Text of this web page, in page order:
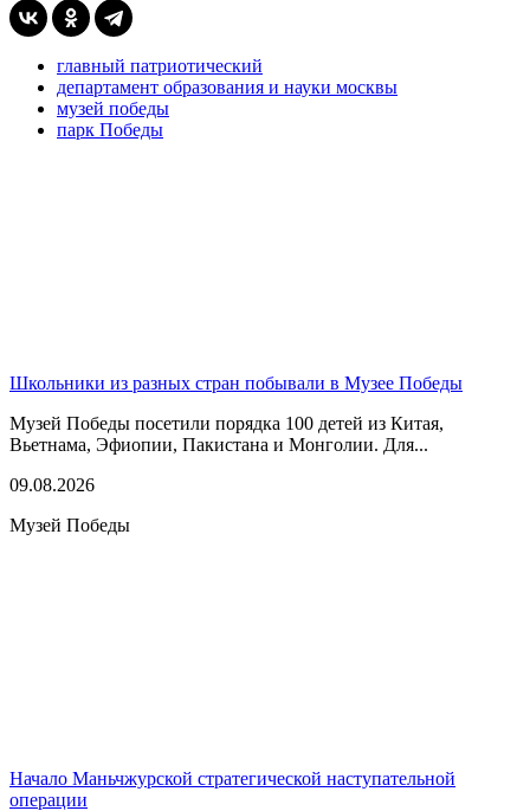
главный патриотический
департамент образования и науки москвы
музей победы
парк Победы
Школьники из разных стран побывали в Музее Победы
Музей Победы посетили порядка 100 детей из Китая,
Вьетнама, Эфиопии, Пакистана и Монголии. Для...
09.08.2026
Музей Победы
Начало Маньчжурской стратегической наступательной
операции